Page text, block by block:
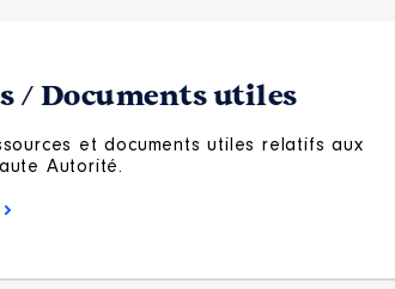
/ Documents utiles
et documents utiles relatifs aux
Autorité.